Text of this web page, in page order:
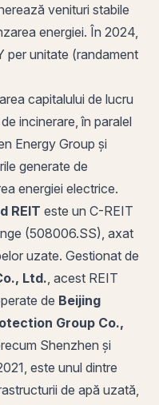
venituri stabile
energiei. În 2024,
per unitate (randament
capitalului de lucru
incinerare, în paralel
Energy Group și
generate de
energiei electrice.
REIT este un C-REIT
(508006.SS), axat
uzate. Gestionat de
Ltd. , acest REIT
de Beijing
Group Co.,
Shenzhen și
este unul dintre
de apă uzată,